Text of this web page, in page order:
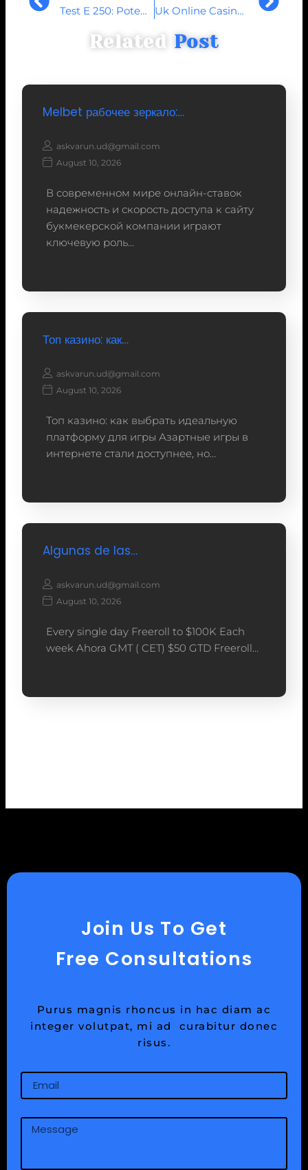
Test E 250: Potenzia i Tuoi Allenamenti da Culturista Uk Online Casino List High 50 On-line Casinos Rated For 2026
Related Post
Melbet рабочее зеркало:…
askvarun.ud@gmail.com
August 10, 2026
В современном мире онлайн-ставок
надежность и скорость доступа к сайту
букмекерской компании играют
ключевую роль…
Топ казино: как…
askvarun.ud@gmail.com
August 10, 2026
Топ казино: как выбрать идеальную
платформу для игры Азартные игры в
интернете стали доступнее, но…
Algunas de las…
askvarun.ud@gmail.com
August 10, 2026
Every single day Freeroll to $100K Each
week Ahora GMT ( CET) $50 GTD Freeroll…
Join Us To Get
Free Consultations
Purus magnis rhoncus in hac diam ac
integer volutpat, mi ad curabitur donec
risus.
Email
Message